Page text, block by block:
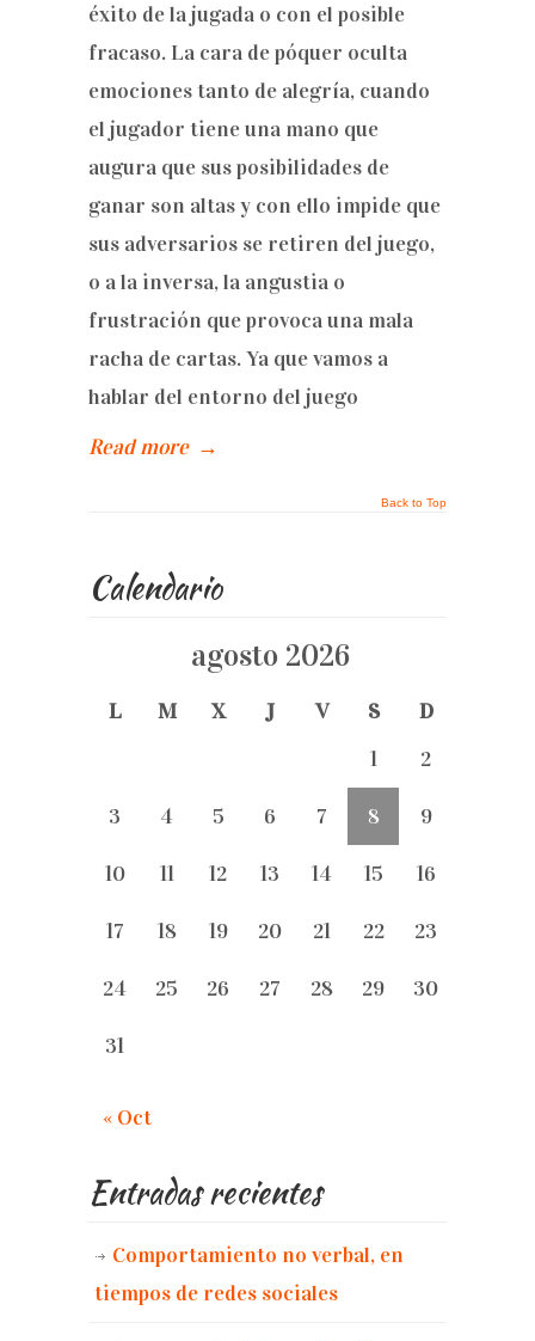
éxito de la jugada o con el posible
fracaso. La cara de póquer oculta
emociones tanto de alegría, cuando
el jugador tiene una mano que
augura que sus posibilidades de
ganar son altas y con ello impide que
sus adversarios se retiren del juego,
o a la inversa, la angustia o
frustración que provoca una mala
racha de cartas. Ya que vamos a
hablar del entorno del juego
Read more →
Back to Top
Calendario
agosto 2026
L M X J V S
D
1
2
3 4 5 6 7 8 9
10 11 12 13 14 15 16
17 18 19 20 21 22 23
24 25 26 27 28 29 30
31
« Oct
Entradas recientes
Comportamiento no verbal, en
tiempos de redes sociales